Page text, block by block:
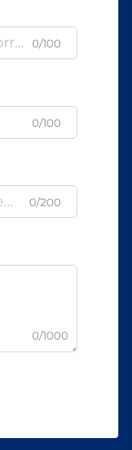
0/100
0/100
0/200
0/1000